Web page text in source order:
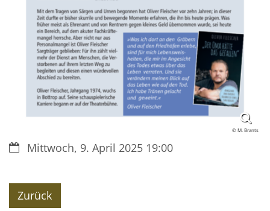
© M. Brants
Datum:Mittwoch, 9. April 2025 19:00
Zurück